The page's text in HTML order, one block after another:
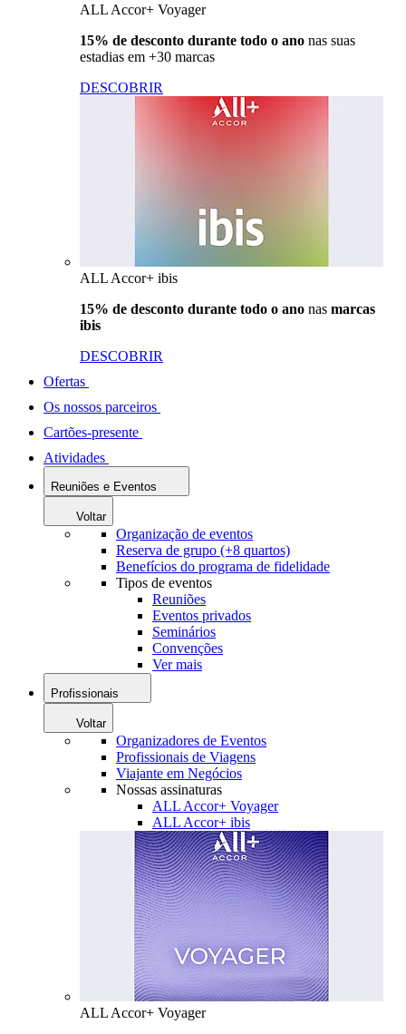
ALL Accor+ Voyager
15% de desconto durante todo o ano nas suas
estadias em +30 marcas
DESCOBRIR
ALL Accor+ ibis
15% de desconto durante todo o ano nas marcas
ibis
DESCOBRIR
Ofertas
Os nossos parceiros
Cartões-presente
Atividades
Reuniões e Eventos
Voltar
Organização de eventos
Reserva de grupo (+8 quartos)
Benefícios do programa de fidelidade
Tipos de eventos
Reuniões
Eventos privados
Seminários
Convenções
Ver mais
Profissionais
Voltar
Organizadores de Eventos
Profissionais de Viagens
Viajante em Negócios
Nossas assinaturas
ALL Accor+ Voyager
ALL Accor+ ibis
ALL Accor+ Voyager